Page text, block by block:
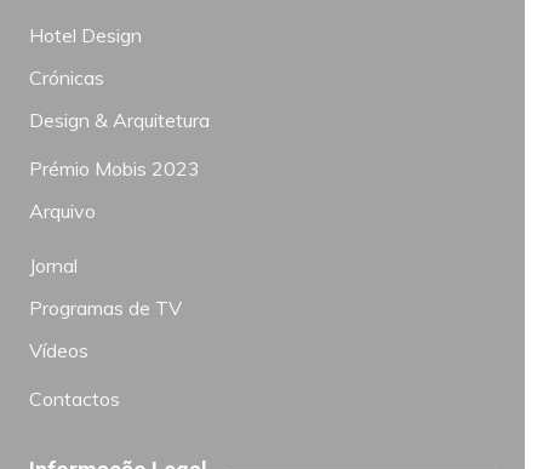
Hotel Design
Crónicas
Design & Arquitetura
Prémio Mobis 2023
Arquivo
Jornal
Programas de TV
Vídeos
Contactos